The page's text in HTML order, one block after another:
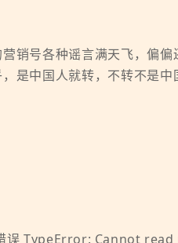
营销号各种谣言满天飞，偏
，是中国人就转，不转不是
错误 TypeError: Cannot